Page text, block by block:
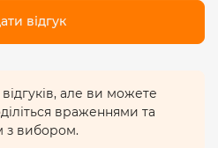
відгук
але ви можете
враженнями та
з вибором.